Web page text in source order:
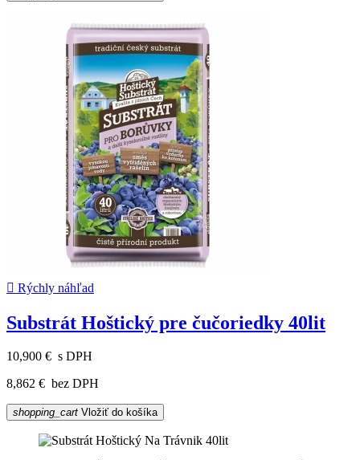
 Rýchly náhľad
Substrát Hoštický pre čučoriedky 40lit
10,900 € s DPH
8,862 € bez DPH
shopping_cart Vložiť do košíka